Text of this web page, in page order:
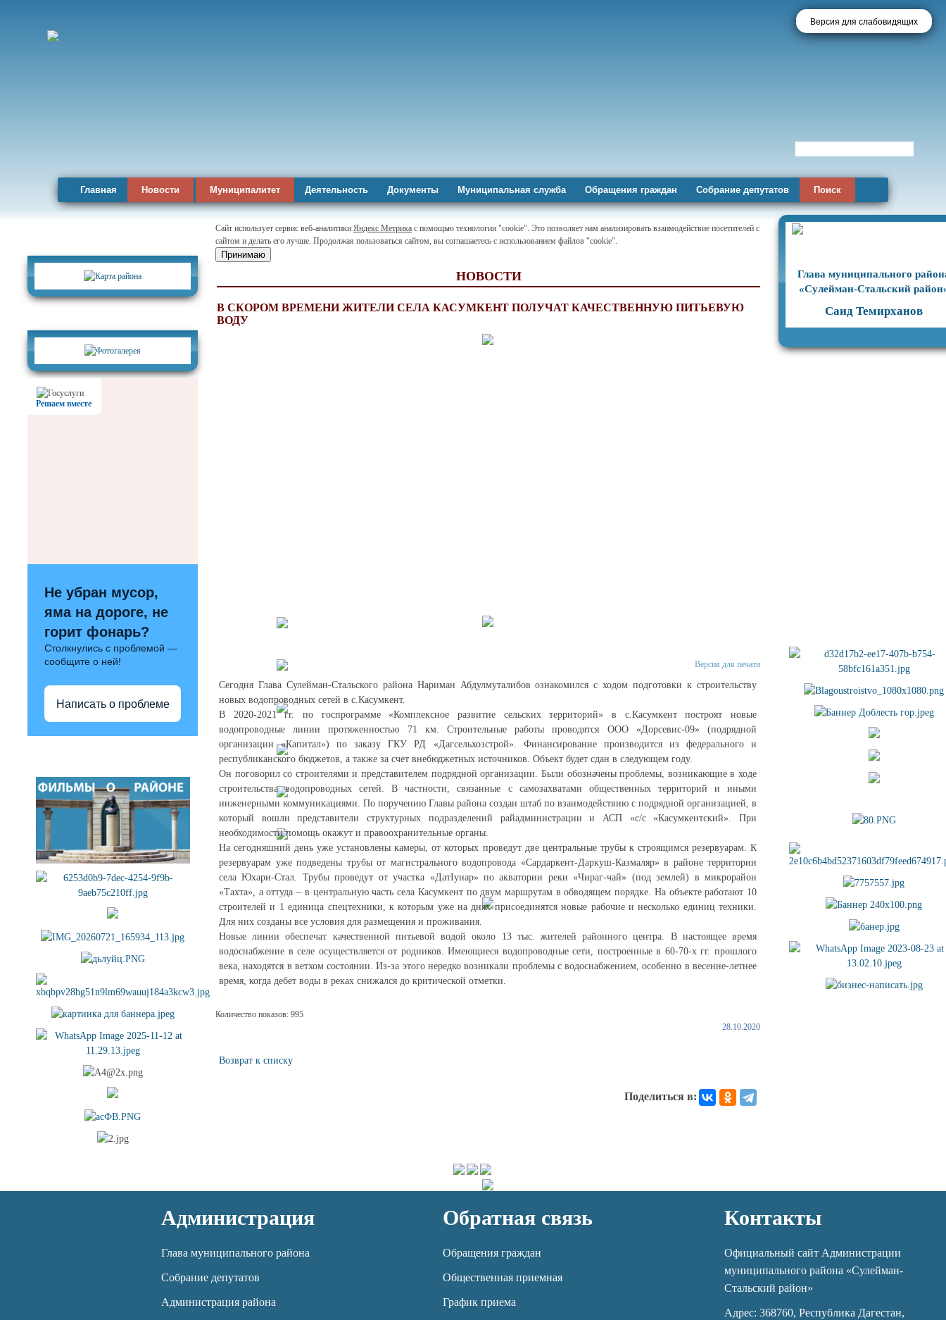
Версия для слабовидящих
Главная Новости Муниципалитет Деятельность Документы Муниципальная служба Обращения граждан Собрание депутатов Поиск
Решаем вместе
Не убран мусор,
яма на дороге, не
горит фонарь?
Столкнулись с проблемой —
сообщите о ней!
Написать о проблеме
Сайт использует сервис веб-аналитики Яндекс Метрика с помощью технологии "cookie". Это позволяет нам анализировать взаимодействие посетителей с
сайтом и делать его лучше. Продолжая пользоваться сайтом, вы соглашаетесь с использованием файлов "cookie".
Принимаю
НОВОСТИ
В СКОРОМ ВРЕМЕНИ ЖИТЕЛИ СЕЛА КАСУМКЕНТ ПОЛУЧАТ КАЧЕСТВЕННУЮ ПИТЬЕВУЮ
ВОДУ
Версия для печати
Сегодня Глава Сулейман-Стальского района Нариман Абдулмуталибов ознакомился с ходом подготовки к строительству
новых водопроводных сетей в с.Касумкент.
В 2020-2021 гг. по госпрограмме «Комплексное развитие сельских территорий» в с.Касумкент построят новые
водопроводные линии протяженностью 71 км. Строительные работы проводятся ООО «Дорсевис-09» (подрядной
организации «Капитал») по заказу ГКУ РД «Дагсельхозстрой». Финансирование производится из федерального и
республиканского бюджетов, а также за счет внебюджетных источников. Объект будет сдан в следующем году.
Он поговорил со строителями и представителем подрядной организации. Были обозначены проблемы, возникающие в ходе
строительства водопроводных сетей. В частности, связанные с самозахватами общественных территорий и иными
инженерными коммуникациями. По поручению Главы района создан штаб по взаимодействию с подрядной организацией, в
который вошли представители структурных подразделений райадминистрации и АСП «с/с «Касумкентский». При
необходимости помощь окажут и правоохранительные органы.
На сегодняшний день уже установлены камеры, от которых проведут две центральные трубы к строящимся резервуарам. К
резервуарам уже подведены трубы от магистрального водопровода «Сардаркент-Даркуш-Казмаляр» в районе территории
села Юхари-Стал. Трубы проведут от участка «ДатIунар» по акватории реки «Чираг-чай» (под землей) в микрорайон
«Тахта», а оттуда – в центральную часть села Касумкент по двум маршрутам в обводящем порядке. На объекте работают 10
строителей и 1 единица спецтехники, к которым уже на днях присоединятся новые рабочие и несколько единиц техники.
Для них созданы все условия для размещения и проживания.
Новые линии обеспечат качественной питьевой водой около 13 тыс. жителей районного центра. В настоящее время
водоснабжение в селе осуществляется от родников. Имеющиеся водопроводные сети, построенные в 60-70-х гг. прошлого
века, находятся в ветхом состоянии. Из-за этого нередко возникали проблемы с водоснабжением, особенно в весенне-летнее
время, когда дебет воды в реках снижался до критической отметки.
Количество показов: 995
28.10.2020
Возврат к списку
Поделиться в:
Глава муниципального
«Сулейман-Стальский
Саид Темирханов
Администрация
Глава муниципального района
Собрание депутатов
Администрация района
Обратная связь
Обращения граждан
Общественная приемная
График приема
Контакты
Официальный сайт Администрации
муниципального района «Сулейман-
Стальский район»
Адрес: 368760, Республика Дагестан,